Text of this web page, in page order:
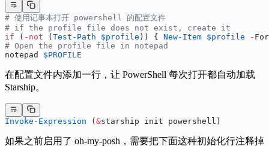
# 使用记事本打开 powershell 的配置文件
# if the profile file does not exist, create it
if ( -not (Test-Path $profile )) { New-Item $profile -
# Open the profile file in notepad
notepad $PROFILE
在配置文件内添加一行，让 PowerShell 每次打开都自动加载
Starship。
Invoke-Expression ( &starship init powershell)
如果之前启用了 oh-my-posh，需要把下面这种初始化行注释掉